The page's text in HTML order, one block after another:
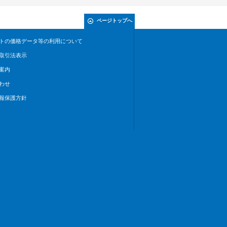
ページトップへ
の価格データ等の利用について
引法表示
内
せ
保護方針